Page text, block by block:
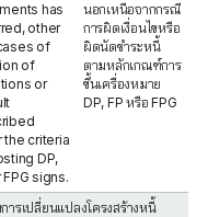
has
other
of
of
or
the criteria
DP,
FPG signs.
นอกเหนือจากกรณี
การผิดเงื่อนไขหรือ
ผิดนัดชำระหนี้
ตามหลักเกณฑ์การ
ขึ้นเครื่องหมาย
DP, FP หรือ FPG
รเปลี่ยนแปลงโครงสร้างหนี้